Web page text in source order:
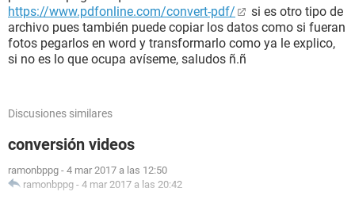
https://www.pdfonline.com/convert-pdf/
si es otro tipo de
archivo pues también puede copiar los datos como si fueran
fotos pegarlos en word y transformarlo como ya le explico,
si no es lo que ocupa avíseme, saludos ñ.ñ
Discusiones similares
conversión videos
ramonbppg - 4 mar 2017 a las 12:50
ramonbppg - 4 mar 2017 a las 20:42